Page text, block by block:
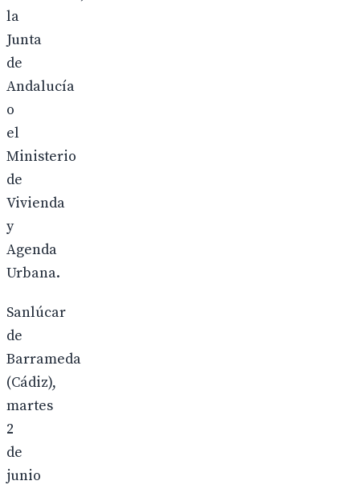
la
Junta
de
Andalucía
o
el
Ministerio
de
Vivienda
y
Agenda
Urbana.
Sanlúcar
de
Barrameda
(Cádiz),
martes
2
de
junio